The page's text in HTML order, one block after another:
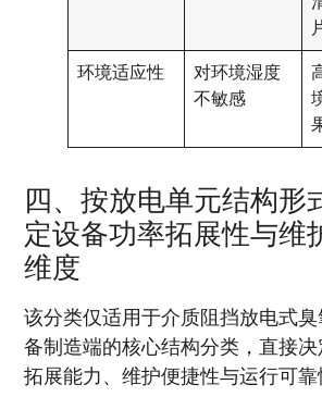
环境适应性
对环境湿度
不敏感
四、按放电单元结构形
定设备功率拓展性与维
维度
该分类仅适用于介质阻挡放电式
备制造端的核心结构分类，直接
拓展能力、维护便捷性与运行可靠